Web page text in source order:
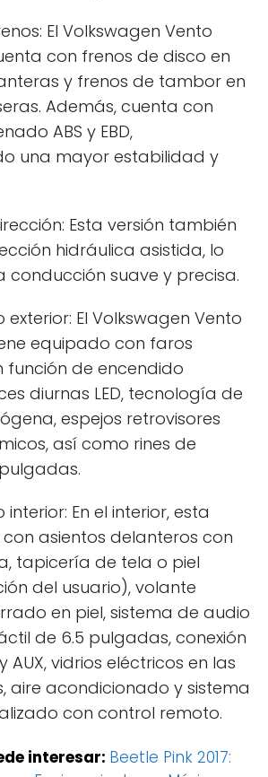
El Volkswagen Vento
con frenos de disco en
y frenos de tambor en
Además, cuenta con
ABS y EBD,
una mayor estabilidad y
Esta versión también
hidráulica asistida, lo
conducción suave y precisa.
El Volkswagen Vento
equipado con faros
función de encendido
diurnas LED, tecnología de
espejos retrovisores
así como rines de
En el interior, esta
asientos delanteros con
tapicería de tela o piel
del usuario), volante
en piel, sistema de audio
de 6.5 pulgadas, conexión
AUX, vidrios eléctricos en las
aire acondicionado y sistema
con control remoto.
interesar: Beetle Pink 2017: